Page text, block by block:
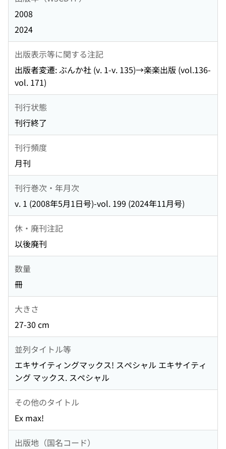
2008
2024
出版表示等に関する注記
出版者変遷: ぶんか社 (v. 1-v. 135)→楽楽出版 (vol.136-
vol. 171)
刊行状態
刊行終了
刊行頻度
月刊
刊行巻次・年月次
v. 1 (2008年5月1日号)-vol. 199 (2024年11月号)
休・廃刊注記
以後廃刊
数量
冊
大きさ
27-30 cm
並列タイトル等
エキサイティングマックス! スペシャル エキサイティ
ング マックス. スペシャル
その他のタイトル
Ex max!
出版地（国名コード）